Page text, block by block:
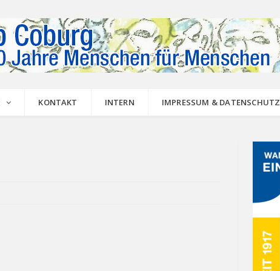
KONTAKT INTERN IMPRESSUM & DATENSCHUTZ